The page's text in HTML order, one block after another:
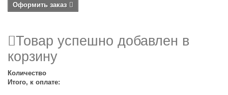
Оформить заказ
Товар успешно добавлен в
корзину
Количество
Итого, к оплате: